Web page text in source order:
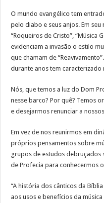
O mundo evangélico tem
pelo diabo e seus anjos. Em
“Roqueiros de Cristo”, “Música
evidenciam a invasão o estilo
que chamam de
durante anos tem
Nós, que temos a luz do Dom
nesse barco? Por quê? Temos
e desejarmos renunciar a
Em vez de nos reunirmos em
próprios pensamentos sobre
grupos de estudos debruçados
de Profecia para conhecermos o
“A história dos cânticos da
aos usos e benefícios da música